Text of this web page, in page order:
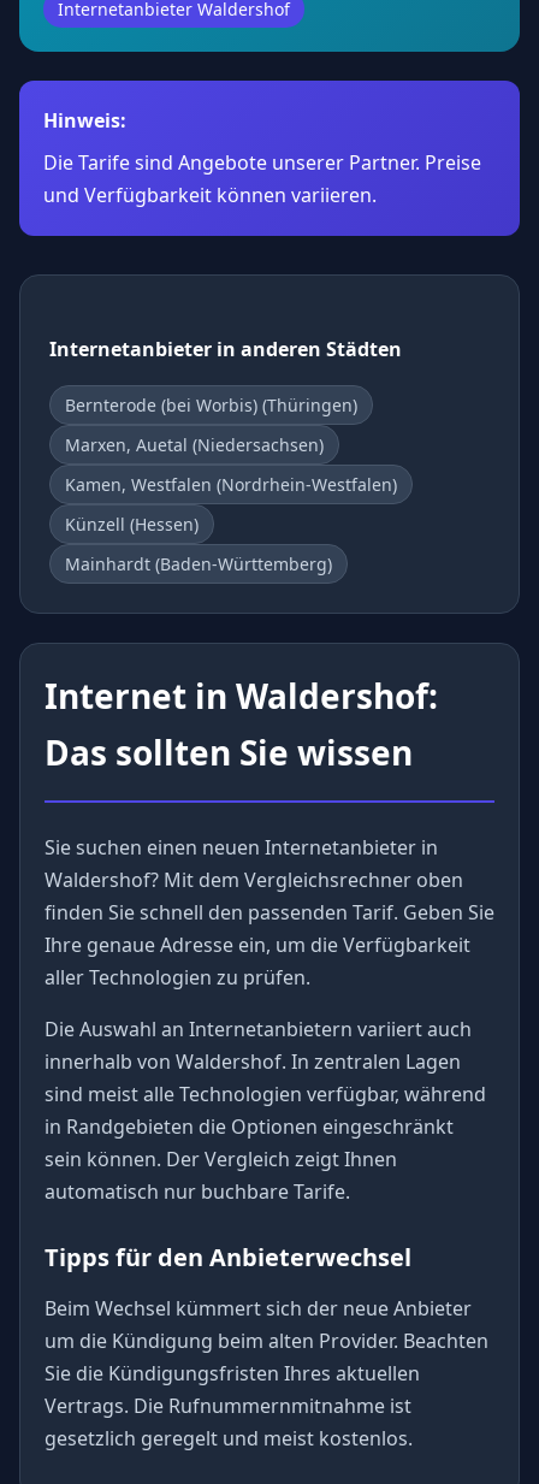
Internetanbieter Waldershof
Hinweis:
Die Tarife sind Angebote unserer Partner. Preise
und Verfügbarkeit können variieren.
Internetanbieter in anderen Städten
Bernterode (bei Worbis) (Thüringen)
Marxen, Auetal (Niedersachsen)
Kamen, Westfalen (Nordrhein-Westfalen)
Künzell (Hessen)
Mainhardt (Baden-Württemberg)
Internet in Waldershof:
Das sollten Sie wissen
Sie suchen einen neuen Internetanbieter in
Waldershof? Mit dem Vergleichsrechner oben
finden Sie schnell den passenden Tarif. Geben Sie
Ihre genaue Adresse ein, um die Verfügbarkeit
aller Technologien zu prüfen.
Die Auswahl an Internetanbietern variiert auch
innerhalb von Waldershof. In zentralen Lagen
sind meist alle Technologien verfügbar, während
in Randgebieten die Optionen eingeschränkt
sein können. Der Vergleich zeigt Ihnen
automatisch nur buchbare Tarife.
Tipps für den Anbieterwechsel
Beim Wechsel kümmert sich der neue Anbieter
um die Kündigung beim alten Provider. Beachten
Sie die Kündigungsfristen Ihres aktuellen
Vertrags. Die Rufnummernmitnahme ist
gesetzlich geregelt und meist kostenlos.